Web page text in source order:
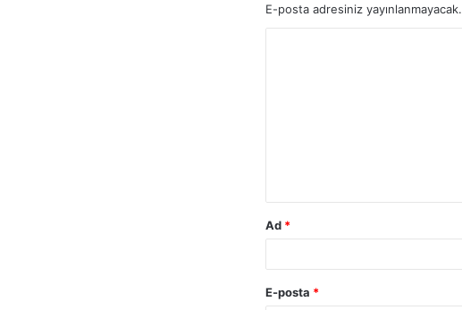
E-posta adresiniz yayınlanmayacak.
Ad *
E-posta *